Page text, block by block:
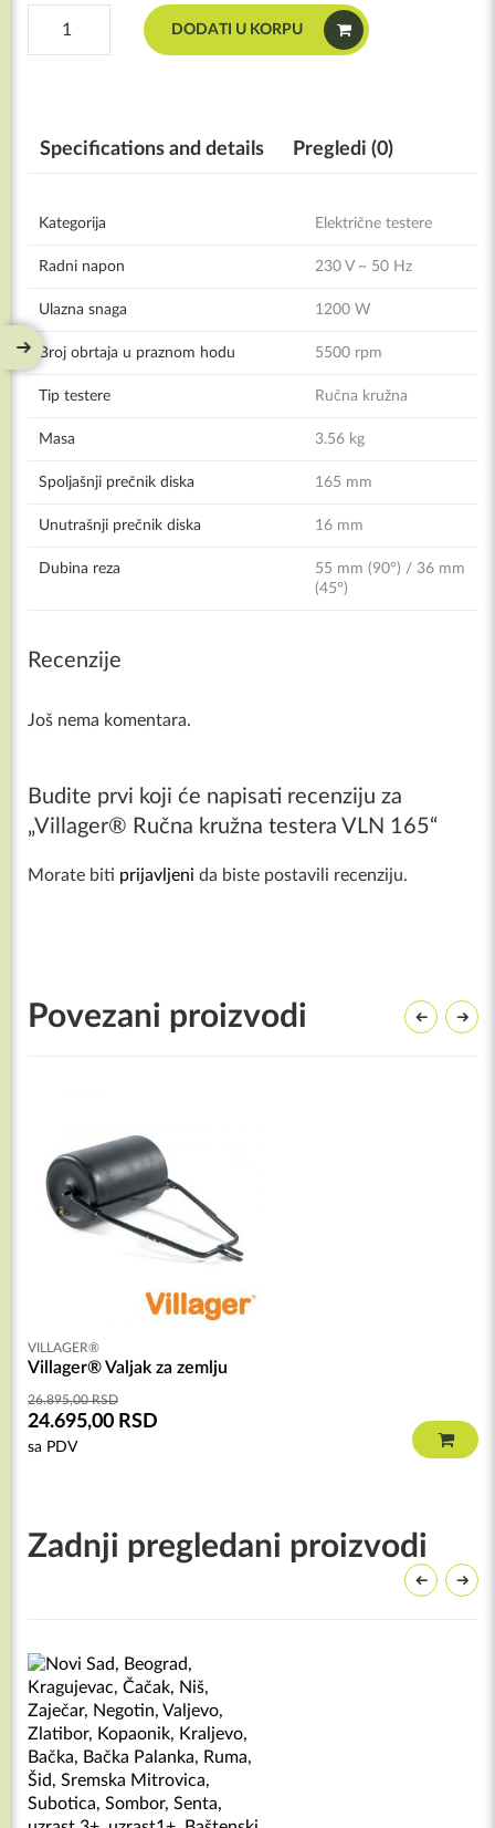
Ručna
kružna
količina
DODATI U KORPU
Specifications and details Pregledi (0)
Kategorija Električne testere
Radni napon 230 V ~ 50 Hz
Ulazna snaga 1200 W
Broj obrtaja u praznom hodu 5500 rpm
Tip testere Ručna kružna
Masa 3.56 kg
Spoljašnji prečnik diska 165 mm
Unutrašnji prečnik diska 16 mm
Dubina reza
55 mm (90°) / 36 mm
(45°)
Recenzije
Još nema komentara.
Budite prvi koji će napisati recenziju za
„Villager® Ručna kružna testera VLN 165“
Morate biti prijavljeni da biste postavili recenziju.
Povezani proizvodi
VILLAGER®
Villager® Valjak za zemlju
26.895,00RSD
24.695,00 RSD
sa PDV
Zadnji pregledani proizvodi